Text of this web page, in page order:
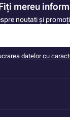
mereu
noutati și
datelor cu